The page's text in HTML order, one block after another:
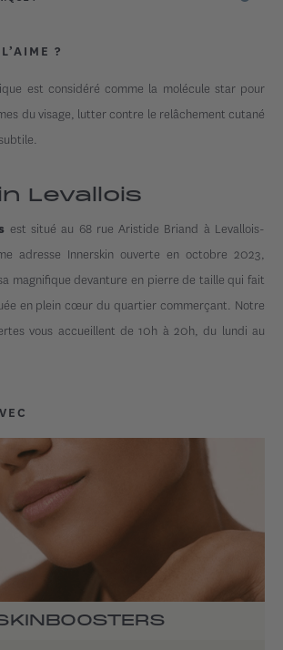
de l’effet peut varier d’un patient à l’autre, selon la
et la quantité injectés et les habitudes de vie mais
?
est considéré comme la molécule star pour
du visage, lutter contre le relâchement cutané
Levallois
est situé au 68 rue Aristide Briand à Levallois-
adresse Innerskin ouverte en octobre 2023,
magnifique devanture en pierre de taille qui fait
en plein cœur du quartier commerçant. Notre
vous accueillent de 10h à 20h, du lundi au